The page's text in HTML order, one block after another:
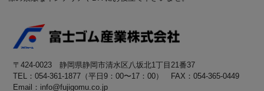
〒424-0023 静岡県静岡市清水区八坂北1丁目21番37
TEL：054-361-1877（平日9：00〜17：00） FAX：054-365-0449
Email：info@fujigomu.co.jp